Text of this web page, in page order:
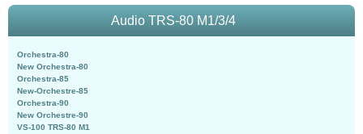
Audio TRS-80 M1/3/4
Orchestra-80
New Orchestra-80
Orchestra-85
New-Orchestre-85
Orchestra-90
New Orchestre-90
VS-100 TRS-80 M1